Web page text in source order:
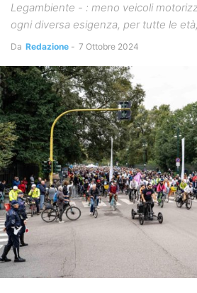
Legambiente - : meno veicoli
ogni diversa esigenza, per tutte le
Da Redazione - 7 Ottobre 2024